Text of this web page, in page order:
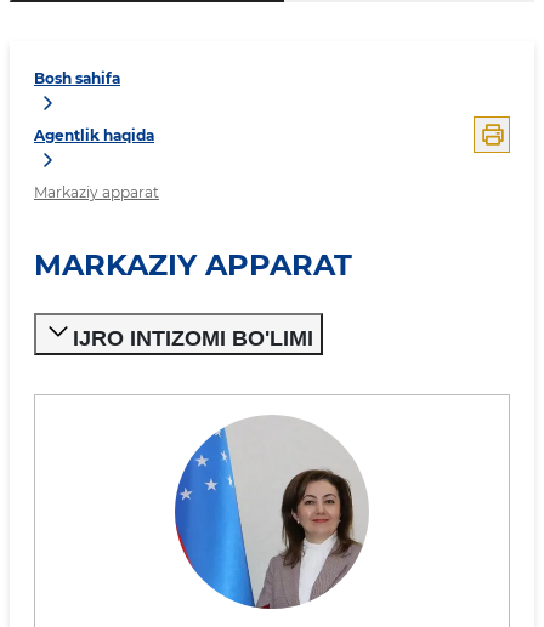
Bosh sahifa
Agentlik haqida
Markaziy apparat
MARKAZIY APPARAT
IJRO INTIZOMI BO'LIMI